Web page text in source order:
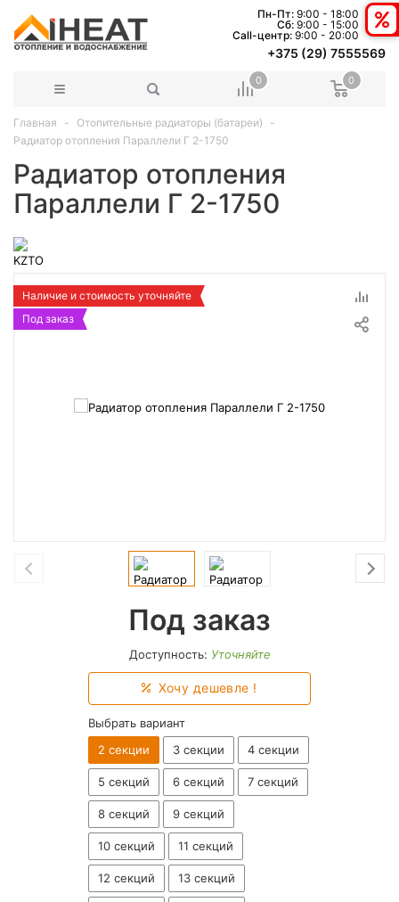
Пн-Пт: 9:00 - 18:00
Сб: 9:00 - 15:00
Сall-центр: 9:00 - 20:00
+375 (29) 7555569
0 0
Главная
Отопительные радиаторы (батареи)
Радиатор отопления Параллели Г 2-1750
Радиатор отопления
Параллели Г 2-1750
Наличие и стоимость уточняйте
Под заказ
Под заказ
Доступность: Уточняйте
Хочу дешевле !
Выбрать вариант
2 секции
3 секции 4 секции
5 секций 6 секций 7 секций
8 секций 9 секций
10 секций 11 секций
12 секций 13 секций